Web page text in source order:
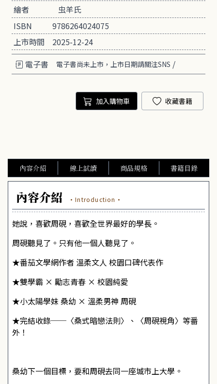
繪者
虫羊氏
ISBN
9786264024075
上市時間
2025-12-24
電子書
電子書尚未上市，上市日期請關注SNS /
加入購物車 收藏書籍
內容介紹 線上試讀 商品規格 書籍目錄
內容介紹 ·Introduction·
她說，喜歡周硯，喜歡全世界最好的學長。
周硯聽見了。只有他一個人聽見了。
★番茄文學網作者 溫柔文人 校園口碑代表作
★雙學霸 × 勵志青春 × 校園純愛
★小太陽學妹 桑幼 × 溫柔男神 周硯
★完結收錄──〈桑式暗戀法則〉、〈周硯視角〉等番
外！
桑幼下一個目標，要和周硯去同一座城市上大學。